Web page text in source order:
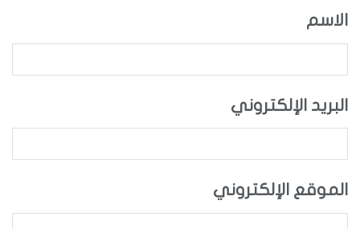
الاسم
البريد الإلكتروني
الموقع الإلكتروني